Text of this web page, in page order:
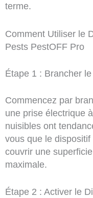
terme.
Comment Utiliser le
Pests PestOFF Pro
Étape 1 : Brancher
Commencez par
une prise électrique
nuisibles ont
vous que le
couvrir une
maximale.
Étape 2 : Activer le